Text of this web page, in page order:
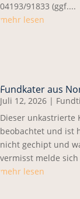
04193/91833 (ggf....
mehr lesen
Fundkater aus
Juli 12, 2026 |
Dieser unkastrierte
beobachtet und ist
nicht gechipt und
vermisst melde
mehr lesen